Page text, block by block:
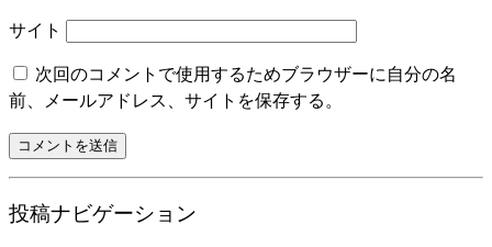
サイト
次回のコメントで使用するためブラウザーに自分の名
前、メールアドレス、サイトを保存する。
投稿ナビゲーション